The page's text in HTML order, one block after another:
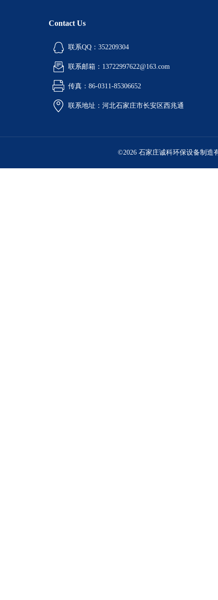
Contact Us
联系QQ：352209304
联系邮箱：13722997622@163.com
传真：86-0311-85306652
联系地址：河北石家庄市长安区西兆通
©2026 石家庄诚科环保设备制造